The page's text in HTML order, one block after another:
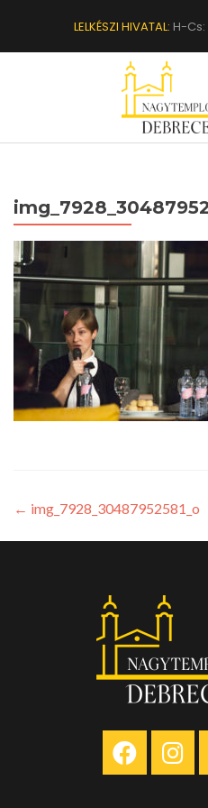
LELKÉSZI HIVATAL: H-Cs:
← img_7928_30487952581_o